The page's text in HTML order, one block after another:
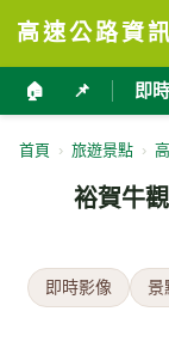
高速公路資
🏠 📌 即
首頁 › 旅遊景點 ›
裕賀牛
即時影像 景